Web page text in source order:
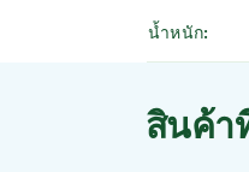
น้ำหนัก
สินค้า